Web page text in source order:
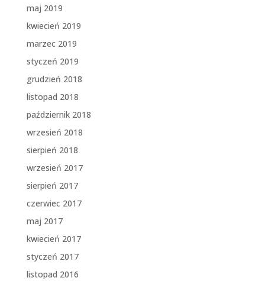
maj 2019
kwiecień 2019
marzec 2019
styczeń 2019
grudzień 2018
listopad 2018
październik 2018
wrzesień 2018
sierpień 2018
wrzesień 2017
sierpień 2017
czerwiec 2017
maj 2017
kwiecień 2017
styczeń 2017
listopad 2016